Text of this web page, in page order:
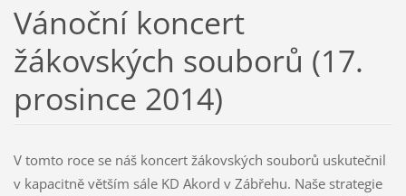
Vánoční koncert
žákovských souborů (17.
prosince 2014)
V tomto roce se náš koncert žákovských souborů uskutečnil
v kapacitně větším sále KD Akord v Zábřehu. Naše strategie